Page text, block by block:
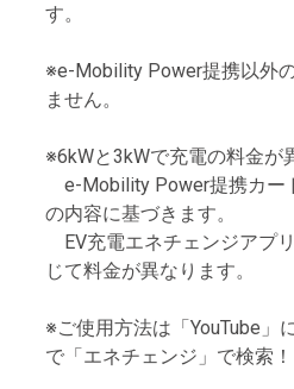
す。
※e-Mobility Power提携以外
ません。
※6kWと3kWで充電の料金が
e-Mobility Power提携カ
の内容に基づきます。
EV充電エネチェンジアプ
じて料金が異なります。
※ご使用方法は「YouTube」
で「エネチェンジ」で検索！